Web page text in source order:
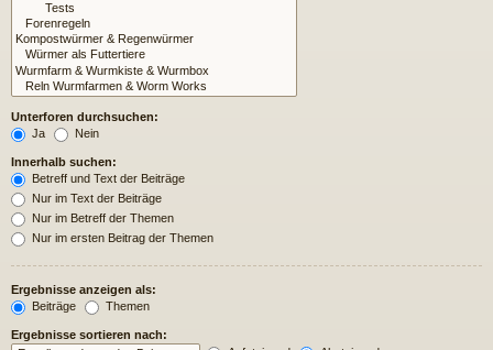
Unterforen durchsuchen:
Ja
Nein
Innerhalb suchen:
Betreff und Text der Beiträge
Nur im Text der Beiträge
Nur im Betreff der Themen
Nur im ersten Beitrag der Themen
Ergebnisse anzeigen als:
Beiträge
Themen
Ergebnisse sortieren nach: